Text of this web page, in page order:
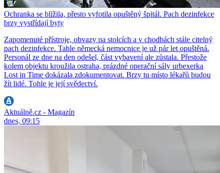
Ochranka se blížila, přesto vyfotila opuštěný špitál. Pach dezinfekce
brzy vystřídají byty
Zapomenuté přístroje, obvazy na stolcích a v chodbách stále citelný
pach dezinfekce. Tahle německá nemocnice je už pár let opuštěná.
Personál ze dne na den odešel, část vybavení ale zůstala. Přestože
kolem objektu kroužila ostraha, prázdné operační sály urbexerka
Lost in Time dokázala zdokumentovat. Brzy tu místo lékařů budou
žít lidé. Tohle je její svědectví.
Aktuálně.cz - Magazín
dnes, 09:15